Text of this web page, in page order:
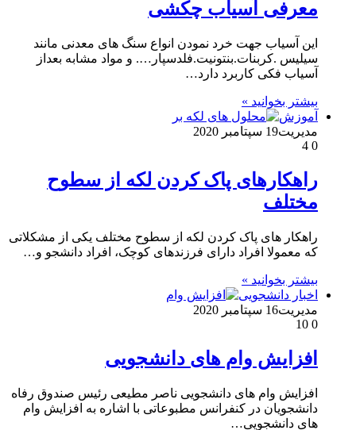
معرفی آسیاب چکشی
این آسیاب جهت خرد نمودن انواع سنگ های معدنی مانند
سیلیس .کربنات.بنتونیت.فلدسپار…. و مواد مشابه بعداز
آسیاب فکی کاربرد دارد…
بیشتر بخوانید »
آموزش
مدیریت19 سپتامبر 2020
0
راهکارهای پاک کردن لکه از سطوح
مختلف
راهکار های پاک کردن لکه از سطوح مختلف یکی از مشکلاتی
که معمولا افراد دارای فرزندهای کوچک، افراد دانشجو و…
بیشتر بخوانید »
اخبار دانشجویی
مدیریت16 سپتامبر 2020
0
افزایش وام های دانشجویی
افزایش وام های دانشجویی ناصر مطیعی رئیس صندوق رفاه
دانشجویان در کنفرانس مطبوعاتی با اشاره به افزایش وام‌
های دانشجویی…